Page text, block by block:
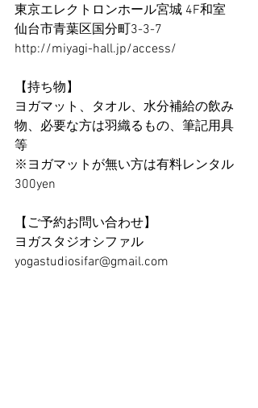
東京エレクトロンホール宮城 4F和室
仙台市青葉区国分町3-3-7
http://miyagi-hall.jp/access/
【持ち物】
ヨガマット、タオル、水分補給の飲み
物、必要な方は羽織るもの、筆記用具
等
※ヨガマットが無い方は有料レンタル
300yen
【ご予約お問い合わせ】
ヨガスタジオシファル
yogastudiosifar@gmail.com